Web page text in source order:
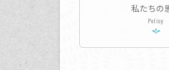
私たちの
Policy